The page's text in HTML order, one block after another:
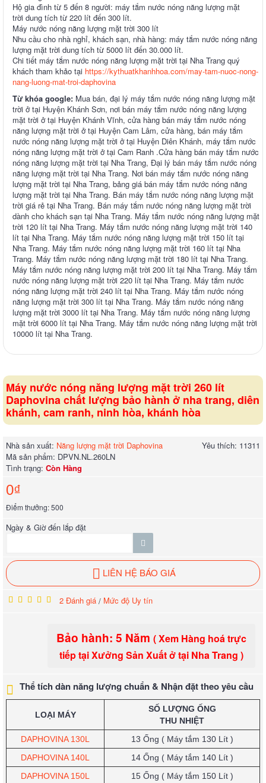
Hộ gia đình từ 5 đến 8 người: máy tắm nước nóng năng lượng mặt
trời dung tích từ 220 lít đến 300 lít.
Máy nước nóng năng lượng mặt trời 300 lít
Nhu cầu cho nhà nghỉ, khách sạn, nhà hàng: máy tắm nước nóng năng
lượng mặt trời dung tích từ 5000 lít đến 30.000 lít.
Chi tiết máy tắm nước nóng năng lượng mặt trời tại Nha Trang quý
khách tham khảo tại https://kythuatkhanhhoa.com/may-tam-nuoc-nong-
nang-luong-mat-troi-daphovina
Từ khóa google: Mua bán, đại lý máy tắm nước nóng năng lượng mặt
trời ở tại Huyện Khánh Sơn, nơi bán máy tắm nước nóng năng lượng
mặt trời ở tại Huyện Khánh Vĩnh, cửa hàng bán máy tắm nước nóng
năng lượng mặt trời ở tại Huyện Cam Lâm, cửa hàng, bán máy tắm
nước nóng năng lượng mặt trời ở tại Huyện Diên Khánh, máy tắm nước
nóng năng lượng mặt trời ở tại Cam Ranh .Cửa hàng bán máy tắm nước
nóng năng lượng mặt trời tại Nha Trang, Đại lý bán máy tắm nước nóng
năng lượng mặt trời tại Nha Trang. Nơi bán máy tắm nước nóng năng
lượng mặt trời tại Nha Trang, bảng giá bán máy tắm nước nóng năng
lượng mặt trời tại Nha Trang. Bán máy tắm nước nóng năng lượng mặt
trời giá rẻ tại Nha Trang. Bán máy tắm nước nóng năng lượng mặt trời
dành cho khách sạn tại Nha Trang. Máy tắm nước nóng năng lượng mặt
trời 120 lít tại Nha Trang. Máy tắm nước nóng năng lượng mặt trời 140
lít tại Nha Trang. Máy tắm nước nóng năng lượng mặt trời 150 lít tại
Nha Trang. Máy tắm nước nóng năng lượng mặt trời 160 lít tại Nha
Trang. Máy tắm nước nóng năng lượng mặt trời 180 lít tại Nha Trang.
Máy tắm nước nóng năng lượng mặt trời 200 lít tại Nha Trang. Máy tắm
nước nóng năng lượng mặt trời 220 lít tại Nha Trang. Máy tắm nước
nóng năng lượng mặt trời 240 lít tại Nha Trang. Máy tắm nước nóng
năng lượng mặt trời 300 lít tại Nha Trang. Máy tắm nước nóng năng
lượng mặt trời 3000 lít tại Nha Trang. Máy tắm nước nóng năng lượng
mặt trời 6000 lít tại Nha Trang. Máy tắm nước nóng năng lượng mặt trời
10000 lít tại Nha Trang.
Máy nước nóng năng lượng mặt trời 260 lít
Daphovina chất lượng bảo hành ở nha trang, diên
khánh, cam ranh, ninh hòa, khánh hòa
Yêu thích: 11311
Nhà sản xuất: Năng lượng mặt trời Daphovina
Mã sản phẩm: DPVN.NL.260LN
Tình trạng: Còn Hàng
0₫
Điểm thưởng: 500
Ngày & Giờ đến lắp đặt
LIÊN HỆ BÁO GIÁ
2 Đánh giá / Mức độ Uy tín
Bảo hành: 5 Năm ( Xem Hàng hoá trực
tiếp tại Xưởng Sản Xuất ở tại Nha Trang )
Thể tích dàn năng lượng chuẩn & Nhận đặt theo yêu cầu
LOẠI MÁY
SỐ LƯỢNG ỐNG
THU NHIỆT
DAPHOVINA 130L
13 Ống ( Máy tắm 130 Lít )
DAPHOVINA 140L
14 Ống ( Máy tắm 140 Lít )
DAPHOVINA 150L
15 Ống ( Máy tắm 150 Lít )